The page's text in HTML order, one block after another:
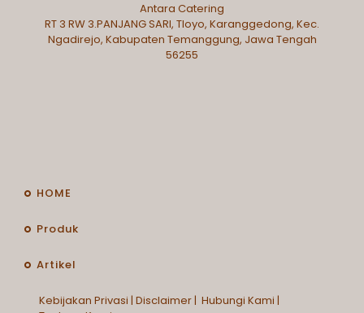
Antara Catering
RT 3 RW 3.PANJANG SARI, Tloyo, Karanggedong, Kec.
Ngadirejo, Kabupaten Temanggung, Jawa Tengah
56255
HOME
Produk
Artikel
Kebijakan Privasi | Disclaimer | Hubungi Kami |